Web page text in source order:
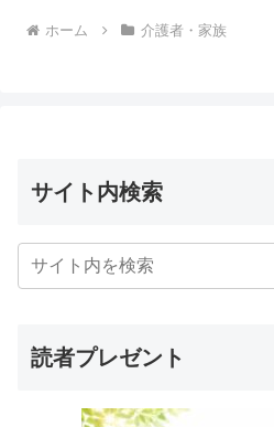
ホーム 介護者・家族
サイト内検索
読者プレゼント